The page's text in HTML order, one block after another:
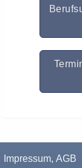
Impressum, AGB